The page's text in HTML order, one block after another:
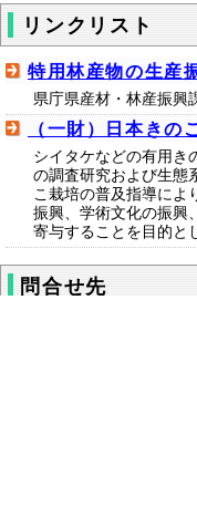
リンクリスト
特用林産物の生産
県庁県産材・林産振興
（一財）日本きの
シイタケなどの有用き
の調査研究および生態
こ栽培の普及指導によ
振興、学術文化の振興
寄与することを目的と
問合せ先